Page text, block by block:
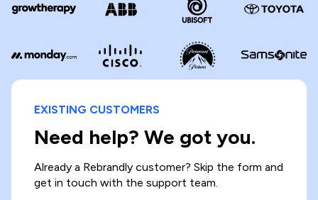
EXISTING CUSTOMERS
Need help? We got you.
Already a Rebrandly customer? Skip the form and
get in touch with the support team.